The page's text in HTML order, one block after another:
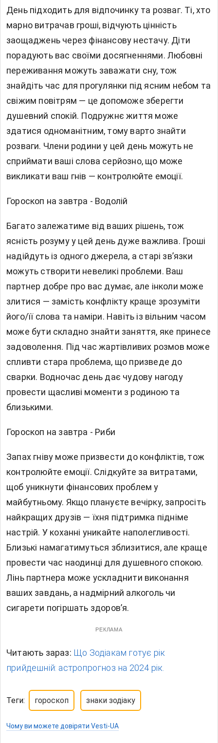
День підходить для відпочинку та розваг. Ті, хто
марно витрачав гроші, відчують цінність
заощаджень через фінансову нестачу. Діти
порадують вас своїми досягненнями. Любовні
переживання можуть заважати сну, тож
знайдіть час для прогулянки під ясним небом та
свіжим повітрям — це допоможе зберегти
душевний спокій. Подружнє життя може
здатися одноманітним, тому варто знайти
розваги. Члени родини у цей день можуть не
сприймати ваші слова серйозно, що може
викликати ваш гнів — контролюйте емоції.
Гороскоп на завтра - Водолій
Багато залежатиме від ваших рішень, тож
ясність розуму у цей день дуже важлива. Гроші
надійдуть із одного джерела, а старі зв’язки
можуть створити невеликі проблеми. Ваш
партнер добре про вас думає, але інколи може
злитися — замість конфлікту краще зрозуміти
його/її слова та наміри. Навіть із вільним часом
може бути складно знайти заняття, яке принесе
задоволення. Під час жартівливих розмов може
спливти стара проблема, що призведе до
сварки. Водночас день дає чудову нагоду
провести щасливі моменти з родиною та
близькими.
Гороскоп на завтра - Риби
Запах гніву може призвести до конфліктів, тож
контролюйте емоції. Слідкуйте за витратами,
щоб уникнути фінансових проблем у
майбутньому. Якщо плануєте вечірку, запросіть
найкращих друзів — їхня підтримка підніме
настрій. У коханні уникайте наполегливості.
Близькі намагатимуться зблизитися, але краще
провести час наодинці для душевного спокою.
Лінь партнера може ускладнити виконання
ваших завдань, а надмірний алкоголь чи
сигарети погіршать здоров’я.
РЕКЛАМА
Читають зараз: Що Зодіакам готує рік
прийдешній: астропрогноз на 2024 рік.
Теги: гороскоп знаки зодіаку
Чому ви можете довіряти Vesti-UA